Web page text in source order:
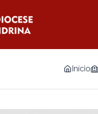
Início